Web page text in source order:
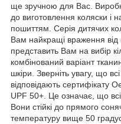
ще зручною для Вас.
до виготовлення коляски і
пошиттям. Серія дитячих
Вам найкращі враження від
представить Вам на вибір
комбінований варіант
шкіри. Зверніть увагу, що
відповідають сертифікату
UPF 50+. Це означає, що всі
Вони стійкі до прямого
температуру вище 50